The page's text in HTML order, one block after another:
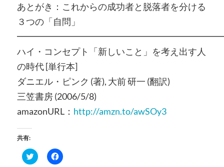
あとがき：これからの成功者と脱落者を分ける
３つの「自問」
ハイ・コンセプト「新しいこと」を考え出す人
の時代 [単行本]
ダニエル・ピンク (著), 大前 研一 (翻訳)
三笠書房 (2006/5/8)
amazonURL： http://amzn.to/awSOy3
共有:
ク
リ
Facebook
で